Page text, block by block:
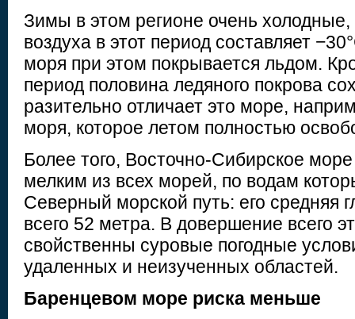
Зимы в этом регионе очень
воздуха в этот период составляет
моря при этом покрывается льдом.
период половина ледяного покрова
разительно отличает это море,
моря, которое летом полностью
Более того, Восточно-Сибирское
мелким из всех морей, по водам
Северный морской путь: его средняя
всего 52 метра. В довершение всего
свойственны суровые погодные
удаленных и неизученных областей.
Баренцевом море риска меньше